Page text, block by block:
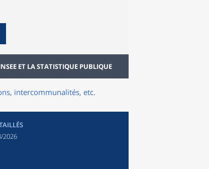
ET LA STATISTIQUE PUBLIQUE
intercommunalités, etc.
2026